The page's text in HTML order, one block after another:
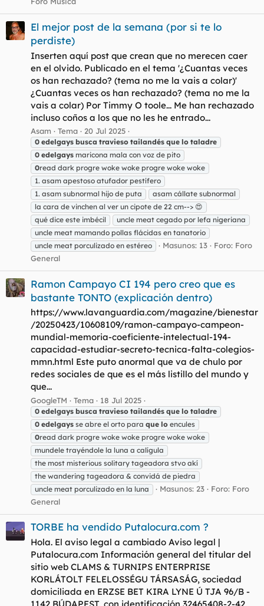
El mejor post de la semana (por si te lo
perdiste)
Inserten aquí post que crean que no merecen caer
en el olvido. Publicado en el tema '¿Cuantas veces
os han rechazado? (tema no me la vais a colar)'
¿Cuantas veces os han rechazado? (tema no me la
vais a colar) Por Timmy O toole... Me han rechazado
incluso coños a los que no les he entrado...
Asam Tema 20 Jul 2025
0 edelgays busca travieso tailandés que lo taladre
0 edelgays maricona mala con voz de pito
0read dark progre woke woke progre woke woke
1. asam apestoso atufador pestífero
1. asam subnormal hijo de puta
asam cállate subnormal
la cara de vinchen al ver un cipote de 22 cm--> 😍
qué dice este imbécil
uncle meat cegado por lefa nigeriana
uncle meat mamando pollas flácidas en tanatorio
uncle meat porculizado en estéreo
Masunos: 13 Foro: Foro
General
Ramon Campayo CI 194 pero creo que es
bastante TONTO (explicación dentro)
https://www.lavanguardia.com/magazine/bienestar
/20250423/10608109/ramon-campayo-campeon-
mundial-memoria-coeficiente-intelectual-194-
capacidad-estudiar-secreto-tecnica-falta-colegios-
mmn.html Este puto anormal que va de chulo por
redes sociales de que es el más listillo del mundo y
que...
GoogleTM Tema 18 Jul 2025
0 edelgays busca travieso tailandés que lo taladre
0 edelgays se abre el orto para que lo encules
0read dark progre woke woke progre woke woke
mundele trayéndole la luna a calígula
the most misterious solitary tageadora stvo akí
the wandering tageadora & convidá de piedra
uncle meat porculizado en la luna
Masunos: 23 Foro: Foro
General
TORBE ha vendido Putalocura.com ?
Hola. El aviso legal a cambiado Aviso legal |
Putalocura.com Información general del titular del
sitio web CLAMS & TURNIPS ENTERPRISE
KORLÁTOLT FELELOSSÉGU TÁRSASÁG, sociedad
domiciliada en ERZSE BET KIRA LYNE Ú TJA 96/B -